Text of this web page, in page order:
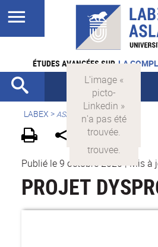
ÉTUDES AVANCÉES SUR LA
LABEX >ASLAN
Publié le 9 octobre 2020 | Mis à
PROJET